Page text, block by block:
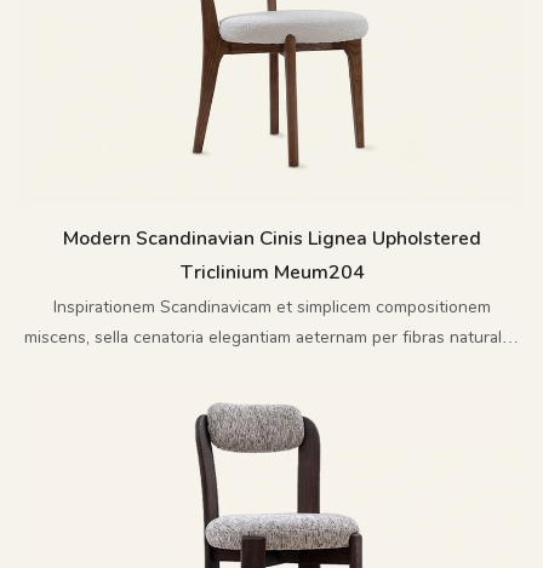
Modern Scandinavian Cinis Lignea Upholstered
Triclinium Meum204
Inspirationem Scandinavicam et simplicem compositionem
miscens, sella cenatoria elegantiam aeternam per fibras naturales